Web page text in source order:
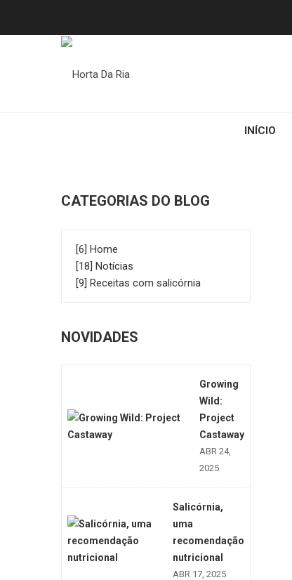
INÍCIO
CATEGORIAS DO BLOG
[6] Home
[18] Notícias
[9] Receitas com salicórnia
NOVIDADES
Growing
Wild:
Project
Castaway
ABR 24,
2025
Salicórnia,
uma
recomendação
nutricional
ABR 17, 2025